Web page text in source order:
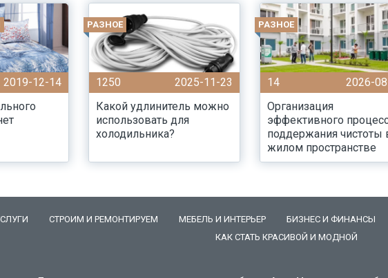
2019-12-14
РАЗНОЕ
1250
2025-11-23
Какой удлинитель можно
использовать для
холодильника?
РАЗНОЕ
14
2026-
Организация
эффективного
поддержания чистоты
жилом пространстве
СТРОИМ И РЕМОНТИРУЕМ МЕБЕЛЬ И ИНТЕРЬЕР БИЗНЕС И ФИНАНСЫ
КАК СТАТЬ КРАСИВОЙ И МОДНОЙ